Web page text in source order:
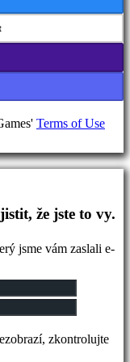
Terms of Use
že jste to vy.
jsme vám zaslali e-
zkontrolujte